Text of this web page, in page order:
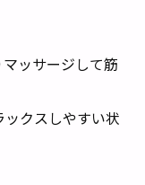
ッサージして筋
クスしやすい状